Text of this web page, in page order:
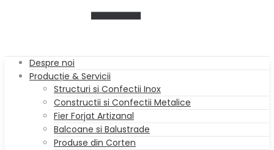
Despre noi
Producție & Servicii
Structuri si Confectii Inox
Constructii si Confectii Metalice
Fier Forjat Artizanal
Balcoane si Balustrade
Produse din Corten